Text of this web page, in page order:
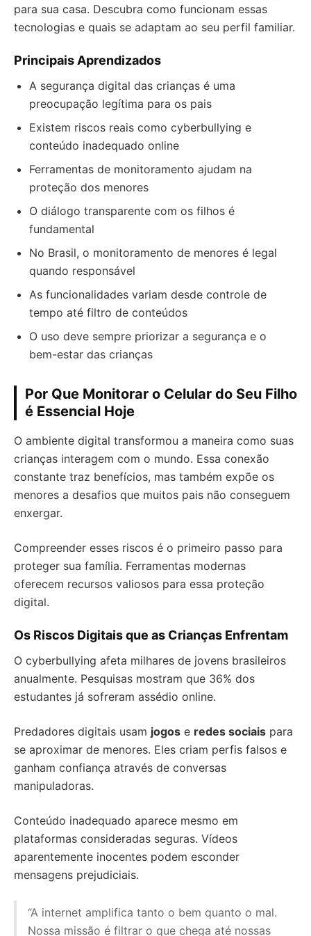
para sua casa. Descubra como funcionam essas
tecnologias e quais se adaptam ao seu perfil familiar.
Principais Aprendizados
A segurança digital das crianças é uma
preocupação legítima para os pais
Existem riscos reais como cyberbullying e
conteúdo inadequado online
Ferramentas de monitoramento ajudam na
proteção dos menores
O diálogo transparente com os filhos é
fundamental
No Brasil, o monitoramento de menores é legal
quando responsável
As funcionalidades variam desde controle de
tempo até filtro de conteúdos
O uso deve sempre priorizar a segurança e o
bem-estar das crianças
Por Que Monitorar o Celular do Seu Filho
é Essencial Hoje
O ambiente digital transformou a maneira como suas
crianças interagem com o mundo. Essa conexão
constante traz benefícios, mas também expõe os
menores a desafios que muitos pais não conseguem
enxergar.
Compreender esses riscos é o primeiro passo para
proteger sua família. Ferramentas modernas
oferecem recursos valiosos para essa proteção
digital.
Os Riscos Digitais que as Crianças Enfrentam
O cyberbullying afeta milhares de jovens brasileiros
anualmente. Pesquisas mostram que 36% dos
estudantes já sofreram assédio online.
Predadores digitais usam jogos e redes sociais para
se aproximar de menores. Eles criam perfis falsos e
ganham confiança através de conversas
manipuladoras.
Conteúdo inadequado aparece mesmo em
plataformas consideradas seguras. Vídeos
aparentemente inocentes podem esconder
mensagens prejudiciais.
“A internet amplifica tanto o bem quanto o mal.
Nossa missão é filtrar o que chega até nossas